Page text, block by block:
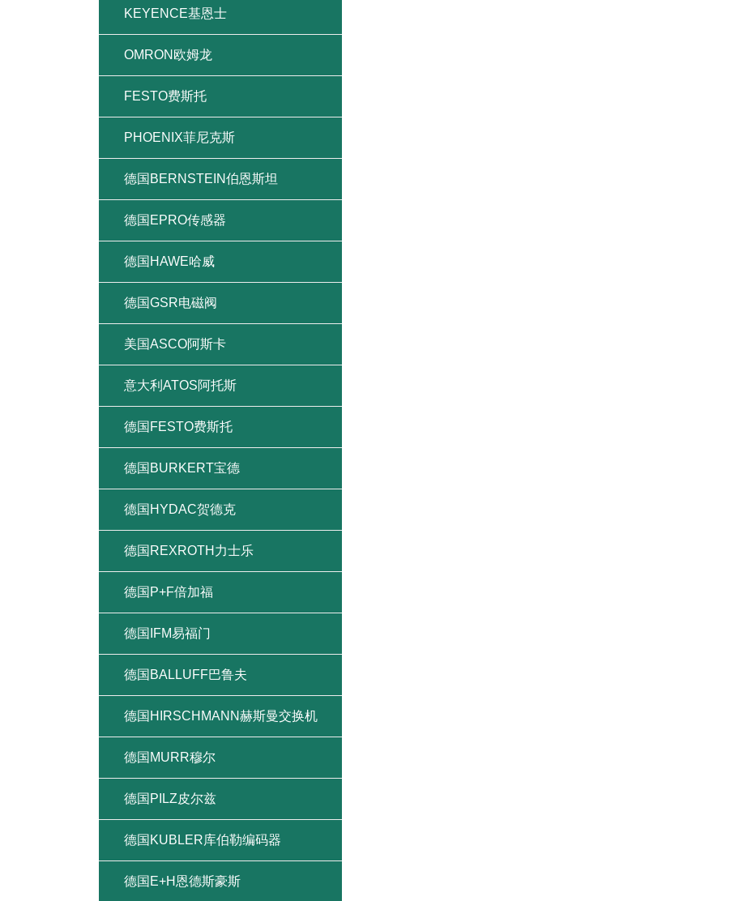
KEYENCE基恩士
OMRON欧姆龙
FESTO费斯托
PHOENIX菲尼克斯
德国BERNSTEIN伯恩斯坦
德国EPRO传感器
德国HAWE哈威
德国GSR电磁阀
美国ASCO阿斯卡
意大利ATOS阿托斯
德国FESTO费斯托
德国BURKERT宝德
德国HYDAC贺德克
德国REXROTH力士乐
德国P+F倍加福
德国IFM易福门
德国BALLUFF巴鲁夫
德国HIRSCHMANN赫斯曼交换机
德国MURR穆尔
德国PILZ皮尔兹
德国KUBLER库伯勒编码器
德国E+H恩德斯豪斯